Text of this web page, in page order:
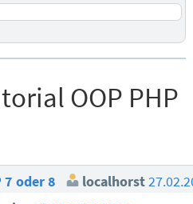
OOP PHP
7 oder 8 localhorst